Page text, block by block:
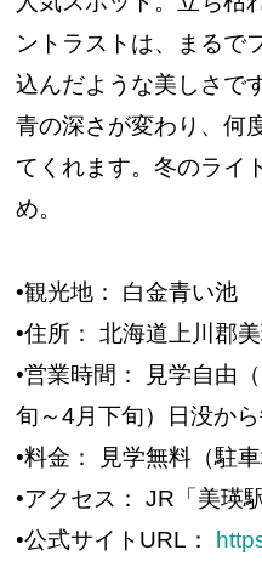
ントラストは、まるで
込んだような美しさで
青の深さが変わり、何
てくれます。冬のライ
め。
•観光地： 白金青い池
•住所： 北海道上川郡
•営業時間： 見学自由
旬～4月下旬）日没から
•料金： 見学無料（駐
•アクセス： JR「美瑛
•公式サイトURL：